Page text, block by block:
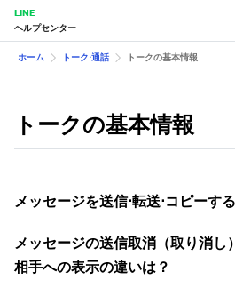
LINE
ヘルプセンター
ホーム トーク⋅通話 トークの基本情報
トークの基本情報
メッセージを送信⋅転送⋅コピーす
メッセージの送信取消（取り消し
相手への表示の違いは？